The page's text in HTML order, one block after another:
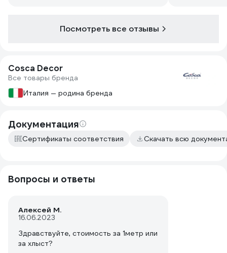
Посмотреть все отзывы
Cosca Decor
Все товары бренда
Италия — родина бренда
Документация
Сертификаты соответствия Скачать всю
Вопросы и ответы
Алексей М.
16.06.2023
Здравствуйте, стоимость за 1метр или
за хлыст?